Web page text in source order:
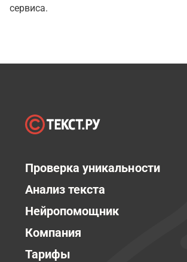
сервиса.
Проверка уникальности
Анализ текста
Нейропомощник
Компания
Тарифы